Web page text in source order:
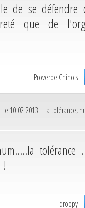
de se défendre
que de
Proverbe Chinois
10-02-2013 | La tolérance,
tolérance
!
droopy